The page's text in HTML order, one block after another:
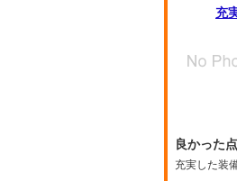
充
良かった点
充実した装